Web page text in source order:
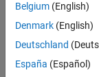
Belgium (English)
Denmark (English)
Deutschland
España (Español)
Lutte anti-piratage
© 1994-2026